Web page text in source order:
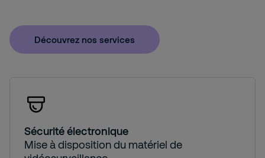
Découvrez nos services
Sécurité électronique
Mise à disposition du matériel de